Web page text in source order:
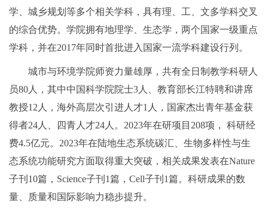
学、城乡规划等多个相关学科，具有理、工、文多学科交叉
的综合优势。学院拥有地理学、生态学，两个国家一级重点
学科，并在2017年同时首批进入国家一流学科建设行列。
城市与环境学院师资力量雄厚，共有全日制教学科研人
员80人，其中中国科学院院士3人、教育部长江特聘和讲席
教授12人，海外高层次引进人才1人，国家杰出青年基金获
得者24人、四青人才24人。2023年在研项目208项， 科研经
费4.5亿元。2023年在陆地生态系统碳汇、生物多样性与生
态系统功能研究方面取得重大突破，相关成果发表在Nature
子刊10篇，Science子刊1篇，Cell子刊1篇。科研成果的数
量、质量和国际影响力稳步提升。